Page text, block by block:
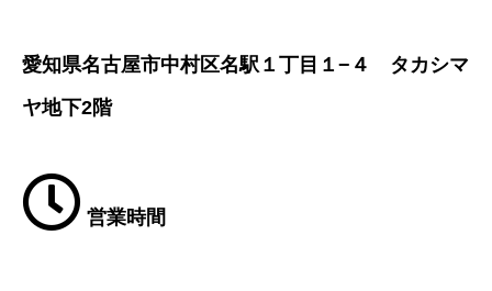
愛知県名古屋市中村区名駅１丁目１−４ タカシマ
ヤ地下2階
営業時間